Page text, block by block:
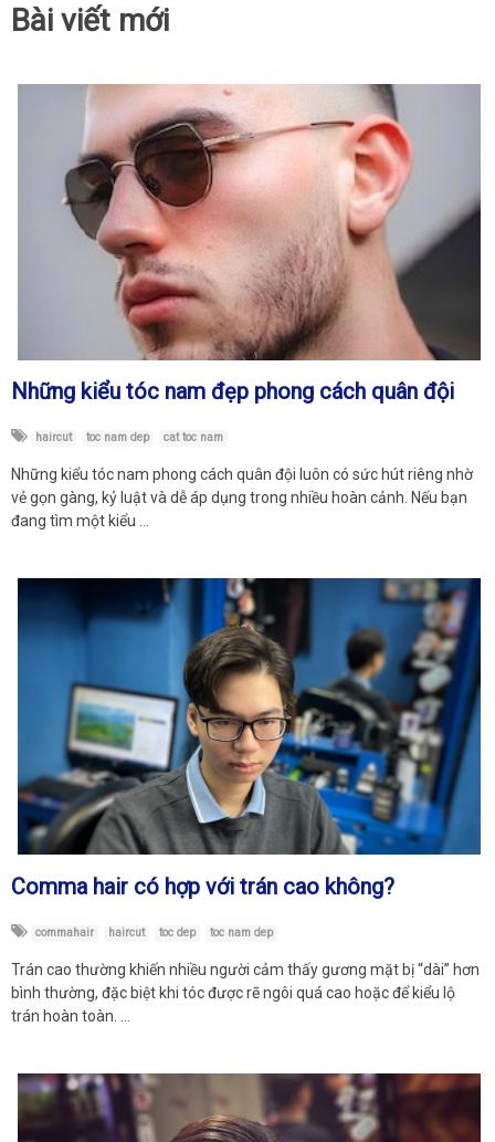
Bài viết mới
Những kiểu tóc nam đẹp phong cách quân đội
haircut toc nam dep cat toc nam
Những kiểu tóc nam phong cách quân đội luôn có sức hút riêng nhờ
vẻ gọn gàng, kỷ luật và dễ áp dụng trong nhiều hoàn cảnh. Nếu bạn
đang tìm một kiểu …
Comma hair có hợp với trán cao không?
commahair haircut toc dep toc nam dep
Trán cao thường khiến nhiều người cảm thấy gương mặt bị “dài” hơn
bình thường, đặc biệt khi tóc được rẽ ngôi quá cao hoặc để kiểu lộ
trán hoàn toàn. …